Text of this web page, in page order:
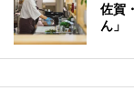
佐賀
ん」